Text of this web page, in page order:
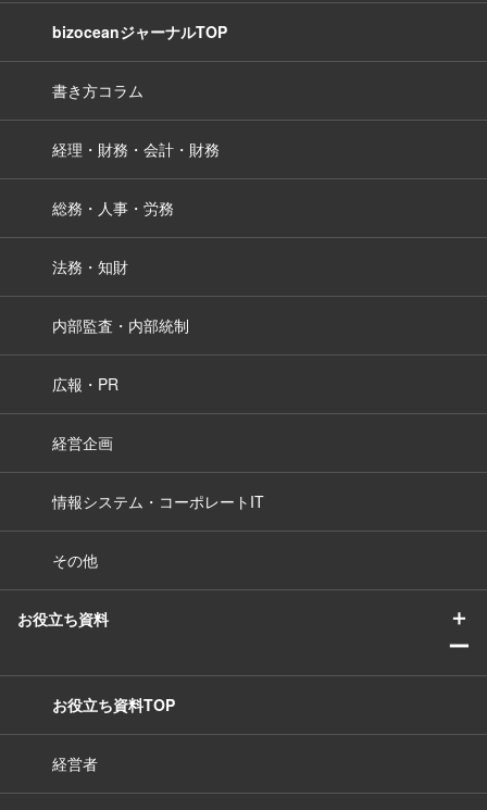
bizoceanジャーナルTOP
書き方コラム
経理・財務・会計・財務
総務・人事・労務
法務・知財
内部監査・内部統制
広報・PR
経営企画
情報システム・コーポレートIT
その他
お役立ち資料
＋
ー
お役立ち資料TOP
経営者